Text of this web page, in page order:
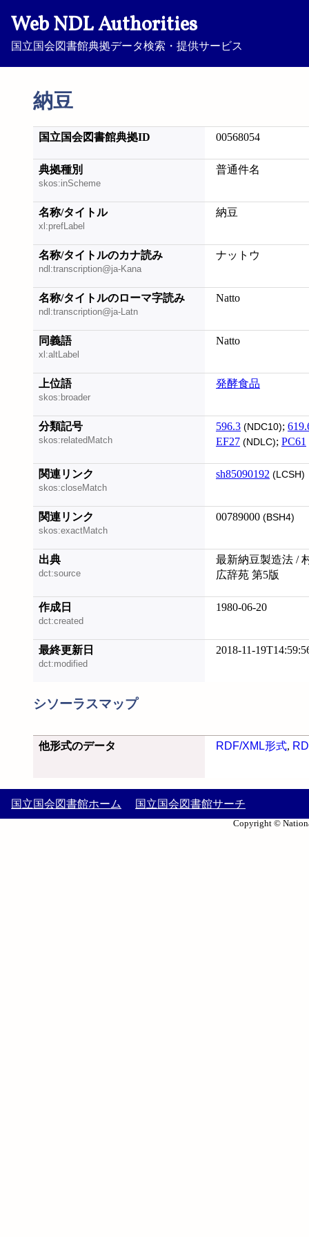
Web NDL Authorities
国立国会図書館典拠データ検索・提供サービス
納豆
国立国会図書館典拠ID 00568054
典拠種別
skos:inScheme
普通件名
名称/タイトル
xl:prefLabel
納豆
名称/タイトルのカナ読み
ndl:transcription@ja-Kana
ナットウ
名称/タイトルのローマ字読み
ndl:transcription@ja-Latn
Natto
同義語
xl:altLabel
Natto
上位語
skos:broader
発酵食品
分類記号
skos:relatedMatch
596.3 (NDC10);
EF27 (NDLC); PC61
関連リンク
skos:closeMatch
sh85090192 (LCSH)
関連リンク
skos:exactMatch
00789000 (BSH4)
出典
dct:source
最新納豆製造法 /
広辞苑 第5版
作成日
dct:created
1980-06-20
最終更新日
dct:modified
2018-11-
シソーラスマップ
他形式のデータ RDF/XML形式,
国立国会図書館ホーム 国立国会図書館サーチ
Copyright ©